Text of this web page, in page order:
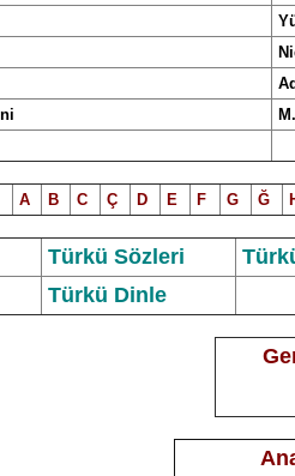
A B C Ç D E F G Ğ
Türkü Sözleri
Türkü Dinle